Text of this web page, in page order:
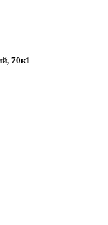
70к1